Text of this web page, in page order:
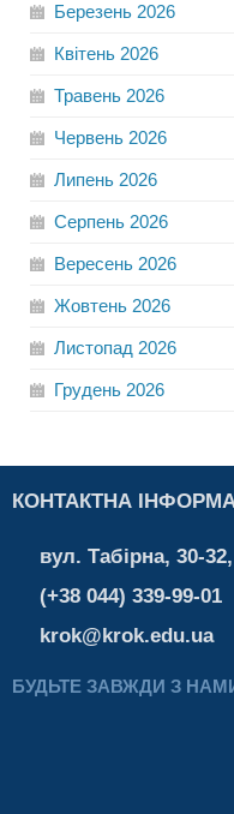
Березень 2026
Квітень 2026
Травень 2026
Червень 2026
Липень 2026
Серпень 2026
Вересень 2026
Жовтень 2026
Листопад 2026
Грудень 2026
КОНТАКТНА
вул. Табірна, 30-
(+38 044) 339-99-01
krok@krok.edu.ua
БУДЬТЕ ЗАВЖДИ З